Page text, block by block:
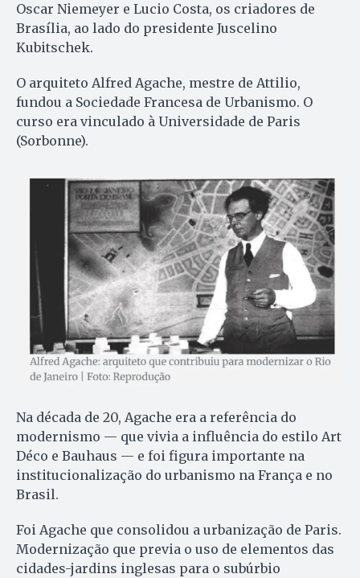
Oscar Niemeyer e Lucio Costa, os criadores de
Brasília, ao lado do presidente Juscelino
Kubitschek.
O arquiteto Alfred Agache, mestre de Attilio,
fundou a Sociedade Francesa de Urbanismo. O
curso era vinculado à Universidade de Paris
(Sorbonne).
Na década de 20, Agache era a referência do
modernismo — que vivia a influência do estilo Art
Déco e Bauhaus — e foi figura importante na
institucionalização do urbanismo na França e no
Brasil.
Foi Agache que consolidou a urbanização de Paris.
Modernização que previa o uso de elementos das
cidades-jardins inglesas para o subúrbio